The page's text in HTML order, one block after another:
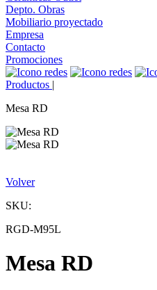
Depto. Obras
Mobiliario proyectado
Empresa
Contacto
Promociones
Productos |
Mesa RD
Volver
SKU:
RGD-M95L
Mesa RD